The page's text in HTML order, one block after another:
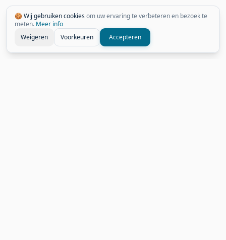
🍪 Wij gebruiken cookiesom uw ervaring te verbeteren en bezoek te
meten. Meer info
Weigeren
Voorkeuren Accepteren